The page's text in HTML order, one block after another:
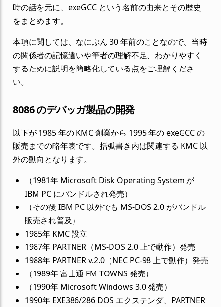
時の話を元に、exeGCC という名前の由来とその歴史
をまとめます。
本項に関しては、なにぶん 30 年前のことなので、当時
の関係者の記憶違いや筆者の理解不足、わかりやすく
するために説明を簡略化している点をご理解くださ
い。
8086 のデバッガ製品の開発
以下が 1985 年の KMC 創業から 1995 年の exeGCC の
販売までの略年表です。括弧書き内は関連する KMC 以
外の動向となります。
（1981年 Microsoft Disk Operating System が
IBM PC にバンドルされ発売）
（その後 IBM PC 以外でも MS-DOS 2.0 がバンドル
販売され普及）
1985年 KMC 設立
1987年 PARTNER（MS-DOS 2.0 上で動作）発売
1988年 PARTNER v.2.0（NEC PC-98 上で動作）発売
（1989年 富士通 FM TOWNS 発売）
（1990年 Microsoft Windows 3.0 発売）
1990年 EXE386/286 DOS エクステンダ、PARTNER